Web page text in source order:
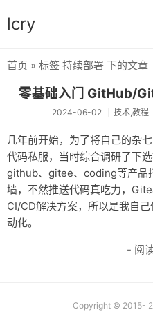
lcry
首页 » 标签 持续部署 下的文章
零基础入门 GitHub/
2024-06-02 技术,教程
几年前开始，为了将自己的杂
代码私服，当时综合调研了下
github、gitee、coding等产品
墙，不然推送代码真吃力，
CI/CD解决方案，所以是我自
动化。
- 阅
Copyright © 2015-